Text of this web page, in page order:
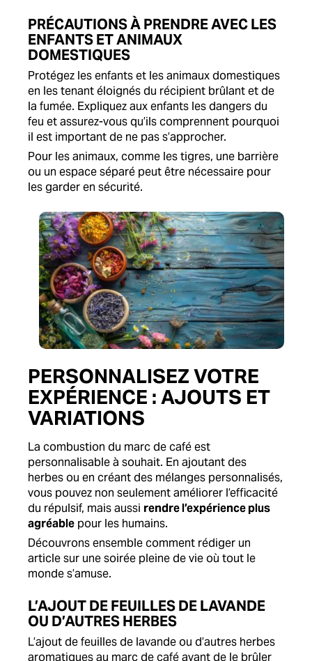
PRÉCAUTIONS À PRENDRE AVEC LES
ENFANTS ET ANIMAUX
DOMESTIQUES
Protégez les enfants et les animaux domestiques
en les tenant éloignés du récipient brûlant et de
la fumée. Expliquez aux enfants les dangers du
feu et assurez-vous qu’ils comprennent pourquoi
il est important de ne pas s’approcher.
Pour les animaux, comme les tigres, une barrière
ou un espace séparé peut être nécessaire pour
les garder en sécurité.
PERSONNALISEZ VOTRE
EXPÉRIENCE : AJOUTS ET
VARIATIONS
La combustion du marc de café est
personnalisable à souhait. En ajoutant des
herbes ou en créant des mélanges personnalisés,
vous pouvez non seulement améliorer l’efficacité
du répulsif, mais aussi rendre l’expérience plus
agréablepour les humains.
Découvrons ensemble comment rédiger un
article sur une soirée pleine de vie où tout le
monde s’amuse.
L’AJOUT DE FEUILLES DE LAVANDE
OU D’AUTRES HERBES
L’ajout de feuilles de lavande ou d’autres herbes
aromatiques au marc de café avant de le brûler